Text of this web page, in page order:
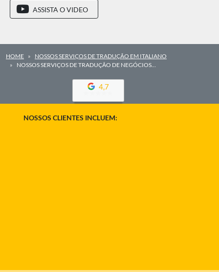
ASSISTA O VIDEO
HOME
NOSSOS SERVIÇOS DE TRADUÇÃO EM ITALIANO
NOSSOS SERVIÇOS DE TRADUÇÃO DE NEGÓCIOS…
4,7
NOSSOS CLIENTES INCLUEM: